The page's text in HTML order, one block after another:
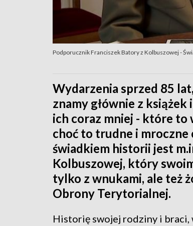
Podporucznik Franciszek Batory z Kolbuszowej -
Wydarzenia sprzed 85
znamy głównie z
ich coraz mniej - które to
choć to trudne i mroczne
świadkiem historii jest
Kolbuszowej, który
tylko z wnukami, ale też
Obrony Terytorialnej.
Historię swojej rodziny i braci,